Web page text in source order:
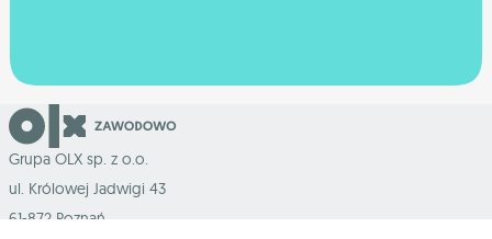
Grupa OLX sp. z o.o.
ul. Królowej Jadwigi 43
61-872 Poznań